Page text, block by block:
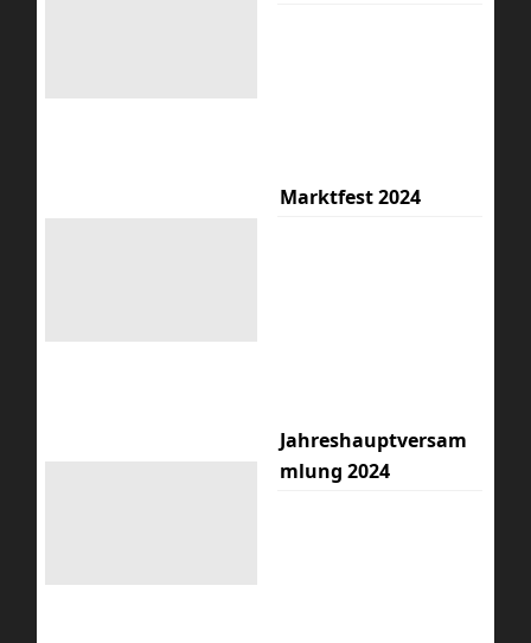
Marktfest 2024
Jahreshauptversam
mlung 2024